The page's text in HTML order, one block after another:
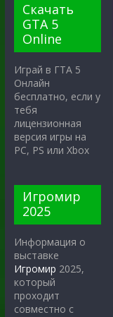
Скачать
GTA 5
Online
Играй в ГТА 5
Онлайн
бесплатно, если у
тебя
лицензионная
версия игры на
PC, PS или Xbox
Игромир
2025
Информация о
выставке
Игромир 2025,
который
проходит
совместно с